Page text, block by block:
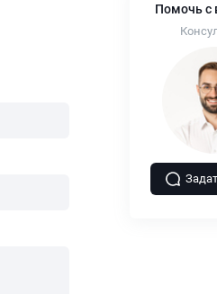
Помочь с